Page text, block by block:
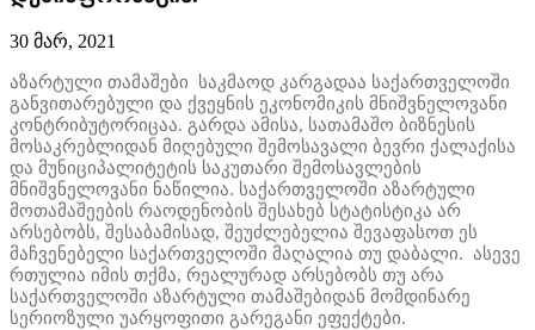
30 მარ, 2021
აზარტული თამაშები საკმაოდ კარგადაა საქართველოში
განვითარებული და ქვეყნის ეკონომიკის მნიშვნელოვანი
კონტრიბუტორიცაა. გარდა ამისა, სათამაშო ბიზნესის
მოსაკრებლიდან მიღებული შემოსავალი ბევრი ქალაქისა
და მუნიციპალიტეტის საკუთარი შემოსავლების
მნიშვნელოვანი ნაწილია. საქართველოში აზარტული
მოთამაშეების რაოდენობის შესახებ სტატისტიკა არ
არსებობს, შესაბამისად, შეუძლებელია შევაფასოთ ეს
მაჩვენებელი საქართველოში მაღალია თუ დაბალი. ასევე
რთულია იმის თქმა, რეალურად არსებობს თუ არა
საქართველოში აზარტული თამაშებიდან მომდინარე
სერიოზული უარყოფითი გარეგანი ეფექტები.